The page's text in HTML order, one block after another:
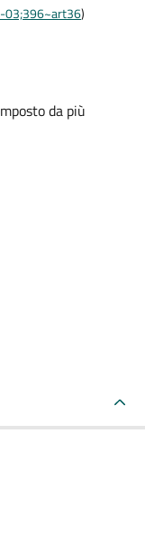
03;396~art36)
da più